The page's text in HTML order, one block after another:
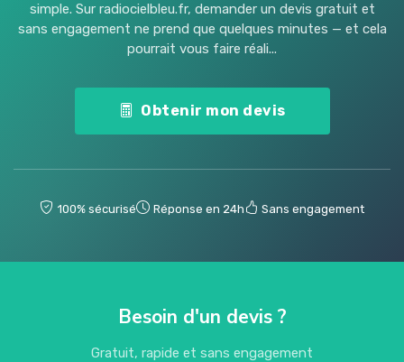
simple. Sur radiocielbleu.fr, demander un devis gratuit et
sans engagement ne prend que quelques minutes — et cela
pourrait vous faire réali...
Obtenir mon devis
100% sécurisé Réponse en 24h Sans engagement
Besoin d'un devis ?
Gratuit, rapide et sans engagement